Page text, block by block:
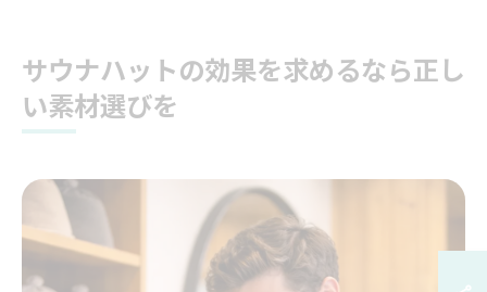
サウナハットの効果を求めるなら正し
い素材選びを